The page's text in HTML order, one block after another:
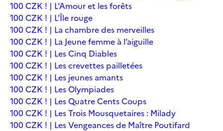
100 CZK ! | L'Amour et les forêts
100 CZK ! | L'Île rouge
100 CZK ! | La chambre des merveilles
100 CZK ! | La Jeune femme à l’aiguille
100 CZK ! | Les Cinq Diables
100 CZK ! | Les crevettes pailletées
100 CZK ! | Les jeunes amants
100 CZK ! | Les Olympiades
100 CZK ! | Les Quatre Cents Coups
100 CZK ! | Les Trois Mousquetaires : Milady
100 CZK ! | Les Vengeances de Maître Poutifard